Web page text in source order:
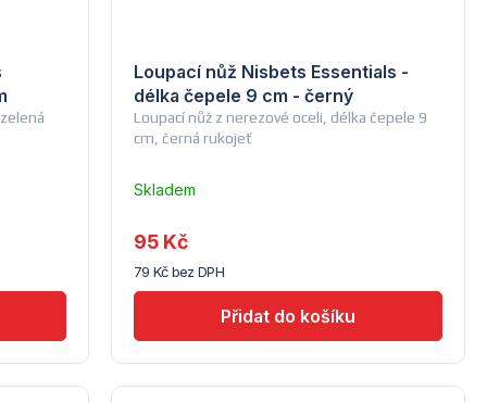
Loupací nůž z nerezové oceli, délka čepele 9
cm, černá rukojeť
Loupací nůž Nisbets Essentials -
délka čepele 9 cm - černý
Skladem
dodavatele
(10)
79 Kč bez DPH
95 Kč